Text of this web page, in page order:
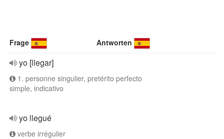
Frage Antworten
yo [llegar]
1. personne singulier, pretérito perfecto
simple, indicativo
yo llegué
verbe irrégulier